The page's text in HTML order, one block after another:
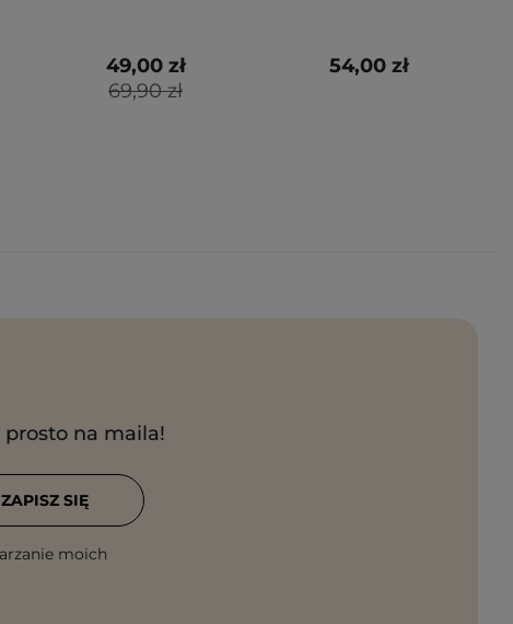
69,90 zł
49,00 zł 54,00 zł
na maila!
moich
ZAPISZ SIĘ